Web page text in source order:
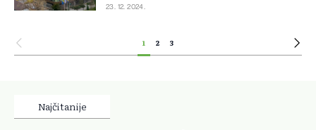
23. 12. 2024.
1 2 3
Najčitanije